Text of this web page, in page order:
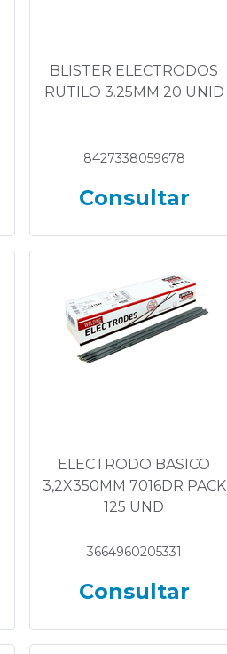
BLISTER ELECTRODOS
RUTILO 3.25MM 20 UNID
8427338059678
Consultar
ELECTRODO BASICO
3,2X350MM 7016DR PACK
125 UND
3664960205331
Consultar